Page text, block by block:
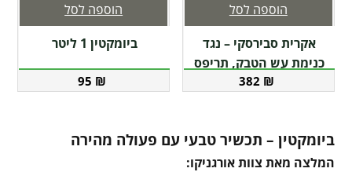
אקרית סבירסקי – נגד
כנימת עש הטבק, תריפס
382 ₪
הוספה לסל
ביומקטין 1 ליטר
95 ₪
הוספה לסל
ביומקטין – תכשיר טבעי עם פעולה מהירה
המלצה מאת צוות אורגניקו: